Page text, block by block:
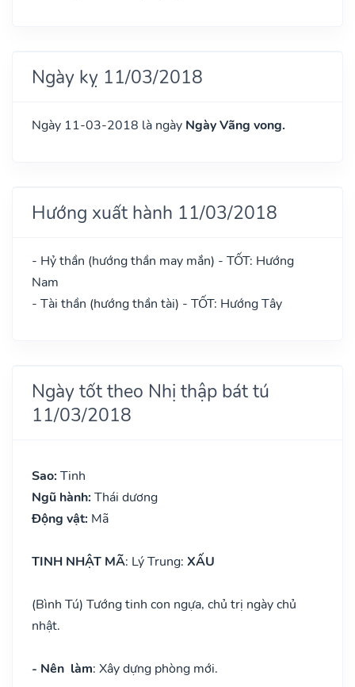
Ngày kỵ 11/03/2018
Ngày 11-03-2018 là ngày Ngày Vãng vong.
Hướng xuất hành 11/03/2018
- Hỷ thần (hướng thần may mắn) - TỐT: Hướng
Nam
- Tài thần (hướng thần tài) - TỐT: Hướng Tây
Ngày tốt theo Nhị thập bát tú
11/03/2018
Sao: Tinh
Ngũ hành: Thái dương
Động vật: Mã
TINH NHẬT MÃ: Lý Trung: XẤU
(Bình Tú) Tướng tinh con ngựa, chủ trị ngày chủ
nhật.
- Nên làm: Xây dựng phòng mới.